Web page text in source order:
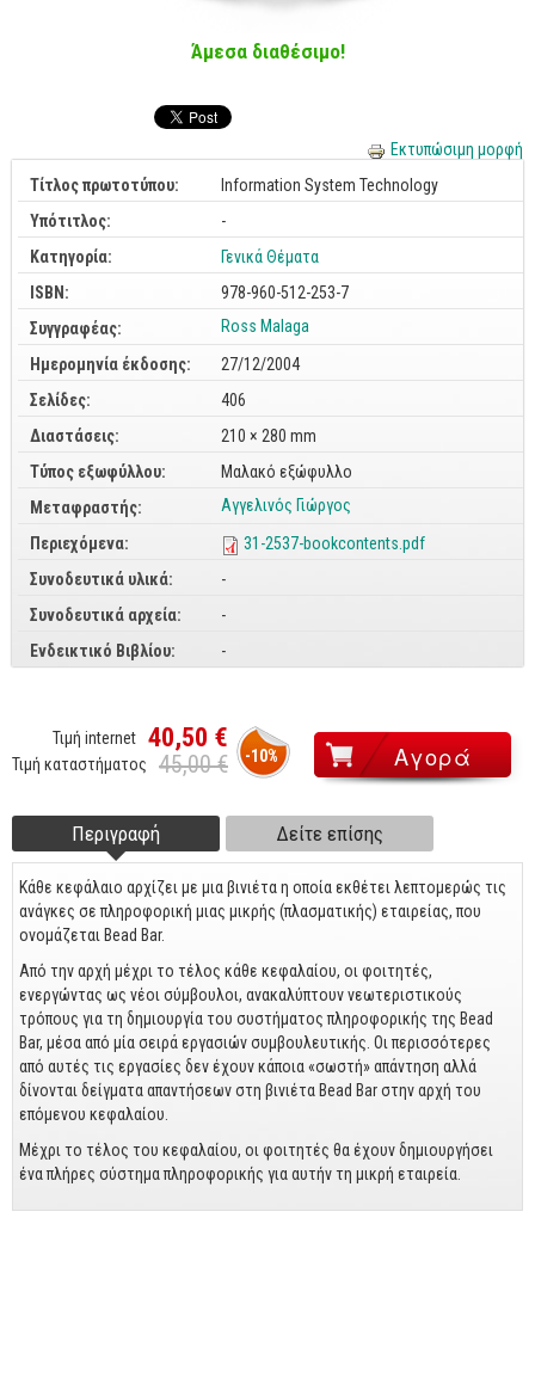
Ασφάλεια
Hardware
Γραφικά
Photoshop
After Effects
Acrobat
Illustrator
Σχεδιαστικά
CorelDraw
3ds max
DTP
Web Design
Προγραμματισμός
Γενικά
Γενικά Θέματα
Business
Προσωπική Βελτίωση
Οικονομικά
Τεχνικά
Πολιτικών Μηχανικών
Άμεσα διαθέσιμο!
Εκτυπώσιμη μορφή
Τίτλος πρωτοτύπου:
Information System Technology
Υπότιτλος:
-
Κατηγορία:
Γενικά Θέματα
ISBN:
978-960-512-253-7
Συγγραφέας:
Ross Malaga
Ημερομηνία έκδοσης:
27/12/2004
Σελίδες:
406
Διαστάσεις:
210 × 280 mm
Τύπος εξωφύλλου:
Μαλακό εξώφυλλο
Μεταφραστής:
Αγγελινός Γιώργος
Περιεχόμενα:
31-2537-bookcontents.pdf
Συνοδευτικά υλικά:
-
Συνοδευτικά αρχεία:
-
Ενδεικτικό Βιβλίου:
-
-10%
Τιμή internet 40,50 €
Τιμή καταστήματος 45,00 €
Footer tabs
Περιγραφή
καρτέλα)
Δείτε επίσης
Κάθε κεφάλαιο αρχίζει με μια βινιέτα η οποία εκθέτει λεπτομερώς τις
ανάγκες σε πληροφορική μιας μικρής (πλασματικής) εταιρείας, που
ονομάζεται Bead Bar.
Από την αρχή μέχρι το τέλος κάθε κεφαλαίου, οι φοιτητές,
ενεργώντας ως νέοι σύμβουλοι, ανακαλύπτουν νεωτεριστικούς
τρόπους για τη δημιουργία του συστήματος πληροφορικής της Bead
Bar, μέσα από μία σειρά εργασιών συμβουλευτικής. Οι περισσότερες
από αυτές τις εργασίες δεν έχουν κάποια «σωστή» απάντηση αλλά
δίνονται δείγματα απαντήσεων στη βινιέτα Bead Bar στην αρχή του
επόμενου κεφαλαίου.
Μέχρι το τέλος του κεφαλαίου, οι φοιτητές θα έχουν δημιουργήσει
ένα πλήρες σύστημα πληροφορικής για αυτήν τη μικρή εταιρεία.